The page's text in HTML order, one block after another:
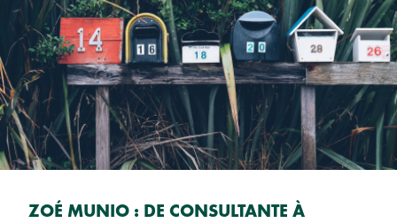
ZOÉ MUNIO : DE CONSULTANTE À